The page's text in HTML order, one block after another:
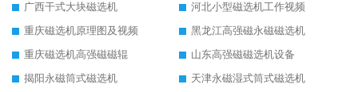
广西干式大块磁选机
河北小型磁选机工作视频
重庆磁选机原理图及视频
黑龙江高强磁永磁磁选机
重庆磁选机高强磁磁辊
山东高强磁磁选机设备
揭阳永磁筒式磁选机
天津永磁湿式筒式磁选机